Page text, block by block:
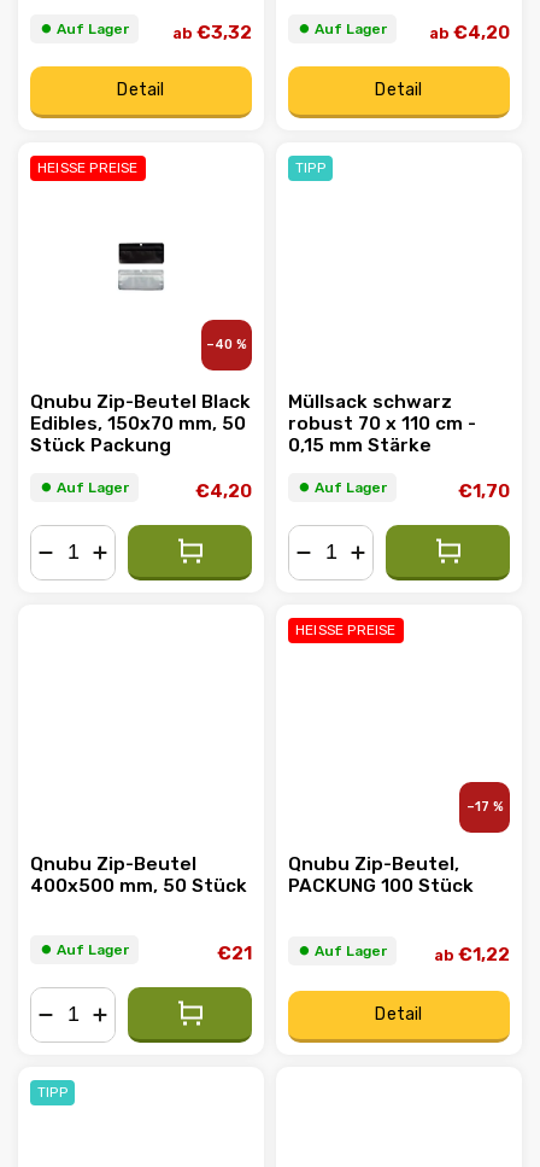
⏺︎ Auf Lager ab €3,32
Detail
⏺︎ Auf Lager ab €4,20
Detail
HEISSE PREISE
–40 %
Qnubu Zip-Beutel Black
Edibles, 150x70 mm, 50
Stück Packung
⏺︎ Auf Lager €4,20
TIPP
Müllsack schwarz
robust 70 x 110 cm -
0,15 mm Stärke
⏺︎ Auf Lager €1,70
Qnubu Zip-Beutel
400x500 mm, 50 Stück
⏺︎ Auf Lager €21
HEISSE PREISE
–17 %
Qnubu Zip-Beutel,
PACKUNG 100 Stück
⏺︎ Auf Lager ab €1,22
Detail
TIPP